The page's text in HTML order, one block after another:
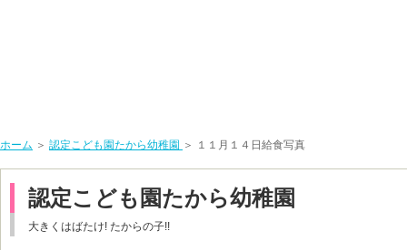
ホーム ＞ 認定こども園たから幼稚園 ＞ １１月１４日給食写真
認定こども園たから幼稚園
大きくはばたけ! たからの子!!